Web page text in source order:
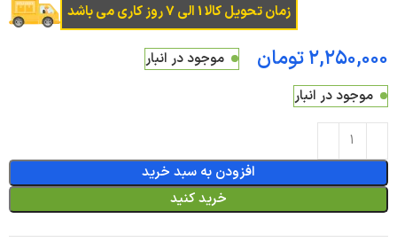
زمان تحویل کالا 1 الی 7 روز کاری می باشد
تومان
موجود در انبار
موجود در انبار
افزودن به سبد خرید
خرید کنید